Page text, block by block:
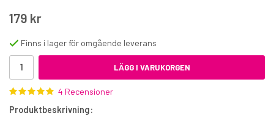
Sockerpasta FunCakes Fancy Violet 250 g
179 kr
Finns i lager för omgående leverans
LÄGG I VARUKORGEN
4 Recensioner
Produktbeskrivning: